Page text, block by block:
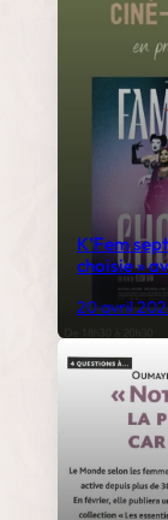
K’Fem
choisie »
20 avril